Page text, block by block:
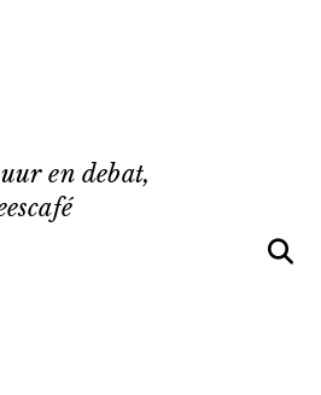
en debat,